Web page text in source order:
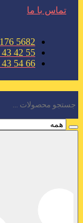
تماس با ما
5682 176 0912
55 42 43 66 021
66 54 43 66 021